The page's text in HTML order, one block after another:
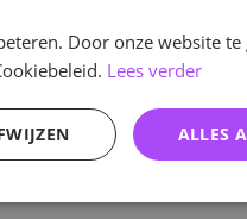
Door onze website
Lees verder
ALLES